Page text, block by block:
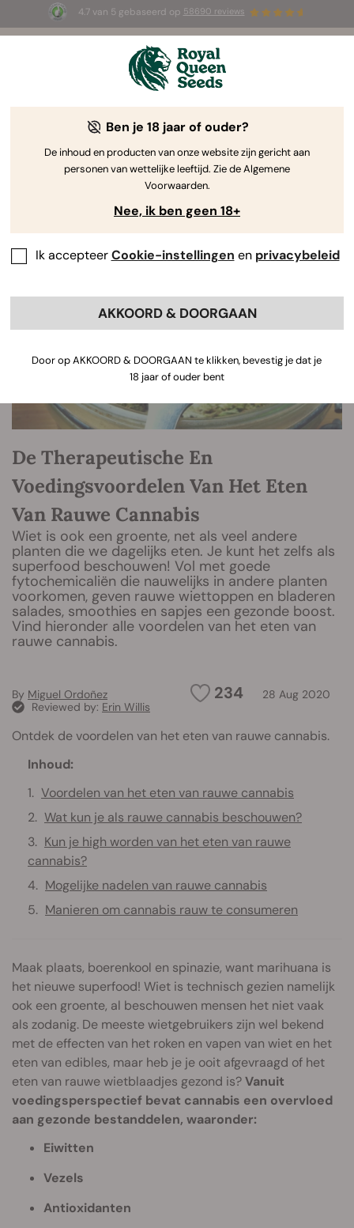
4.7 van 5 gebaseerd op 58690 reviews
☀️ Summer Sales: tot wel 50% korting
op geselecteerde producten! ⏤
The RQS Blog
Cannabis Lifestyle Blogs
De Therapeutische En
Voedingsvoordelen Van Het Eten
Van Rauwe Cannabis
Wiet is ook een groente, net als veel andere
planten die we dagelijks eten. Je kunt het zelfs als
superfood beschouwen! Vol met goede
fytochemicaliën die nauwelijks in andere planten
voorkomen, geven rauwe wiettoppen en bladeren
salades, smoothies en sapjes een gezonde boost.
Vind hieronder alle voordelen van het eten van
rauwe cannabis.
234 28 Aug 2020
By Miguel Ordoñez
Reviewed by: Erin Willis
Ontdek de voordelen van het eten van rauwe cannabis.
Inhoud:
Voordelen van het eten van rauwe cannabis
Wat kun je als rauwe cannabis beschouwen?
Kun je high worden van het eten van rauwe
cannabis?
Mogelijke nadelen van rauwe cannabis
Manieren om cannabis rauw te consumeren
Maak plaats, boerenkool en spinazie, want marihuana is
het nieuwe superfood! Wiet is technisch gezien namelijk
ook een groente, al beschouwen mensen het niet vaak
als zodanig. De meeste wietgebruikers zijn wel bekend
met de effecten van het roken en vapen van wiet en het
eten van edibles, maar heb je je ooit afgevraagd of het
eten van rauwe wietblaadjes gezond is?Vanuit
voedingsperspectief bevat cannabis een overvloed
aan gezonde bestanddelen, waaronder:
Eiwitten
Vezels
Antioxidanten
Ben je 18 jaar of ouder?
De inhoud en producten van onze website zijn gericht aan
personen van wettelijke leeftijd. Zie de Algemene
Voorwaarden.
Nee, ik ben geen 18+
Ik accepteerCookie-instellingen en privacybeleid
AKKOORD & DOORGAAN
Door op AKKOORD & DOORGAAN te klikken, bevestig je dat je
18 jaar of ouder bent